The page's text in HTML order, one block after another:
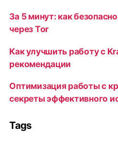
За 5 минут: как
через Tor
Как улучшить работу с
рекомендации
Оптимизация работы с
секреты эффективного
Tags